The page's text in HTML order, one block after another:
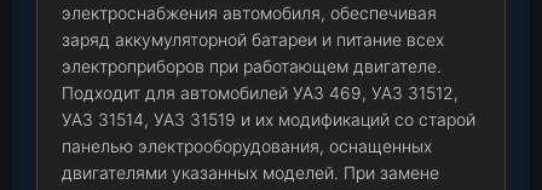
электроснабжения автомобиля, обеспечивая
заряд аккумуляторной батареи и питание всех
электроприборов при работающем двигателе.
Подходит для автомобилей УАЗ 469, УАЗ 31512,
УАЗ 31514, УАЗ 31519 и их модификаций со старой
панелью электрооборудования, оснащенных
двигателями указанных моделей. При замене